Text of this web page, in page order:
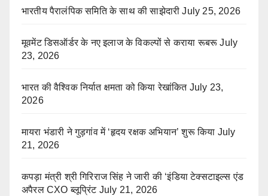
भारतीय पैरालंपिक समिति के साथ की साझेदारी July 25, 2026
मूवमेंट डिसऑर्डर के नए इलाज के विकल्पों से कराया रूबरू July
23, 2026
भारत की वैश्विक निर्यात क्षमता को किया रेखांकित July 23,
2026
मायरा भंडारी ने गुड़गांव में ‘हृदय रक्षक अभियान’ शुरू किया July
21, 2026
कपड़ा मंत्री श्री गिरिराज सिंह ने जारी की ‘इंडिया टेक्सटाइल्स एंड
अपैरल CXO ब्लूप्रिंट July 21, 2026